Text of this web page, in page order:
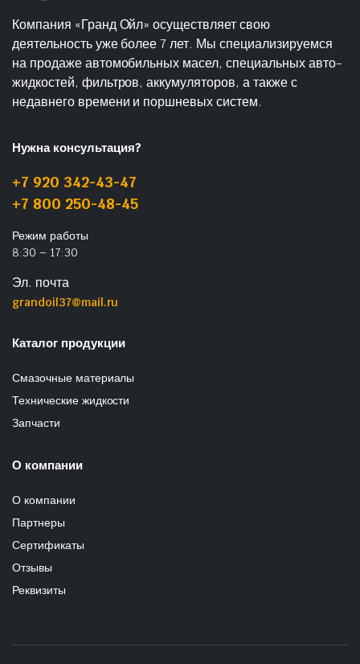
Компания «Гранд Ойл» осуществляет свою
деятельность уже более 7 лет. Мы специализируемся
на продаже автомобильных масел, специальных авто-
жидкостей, фильтров, аккумуляторов, а также с
недавнего времени и поршневых систем.
Нужна консультация?
+7 920 342-43-47
+7 800 250-48-45
Режим работы
8:30 – 17:30
Эл. почта
grandoil37@mail.ru
Каталог продукции
Смазочные материалы
Технические жидкости
Запчасти
О компании
О компании
Партнеры
Сертификаты
Отзывы
Реквизиты